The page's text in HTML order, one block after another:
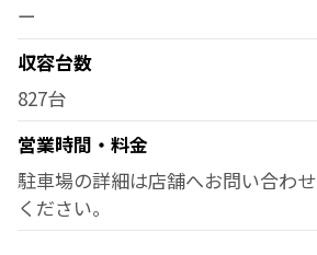
ー
収容台数
827台
営業時間・料金
駐車場の詳細は店舗へお問い合わせ
ください。